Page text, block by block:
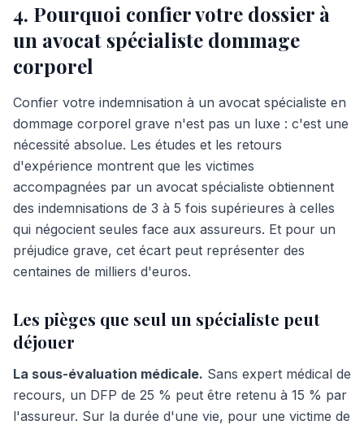
4. Pourquoi confier votre dossier à
un avocat spécialiste dommage
corporel
Confier votre indemnisation à un avocat spécialiste en
dommage corporel grave n'est pas un luxe : c'est une
nécessité absolue. Les études et les retours
d'expérience montrent que les victimes
accompagnées par un avocat spécialiste obtiennent
des indemnisations de 3 à 5 fois supérieures à celles
qui négocient seules face aux assureurs. Et pour un
préjudice grave, cet écart peut représenter des
centaines de milliers d'euros.
Les pièges que seul un spécialiste peut
déjouer
La sous-évaluation médicale. Sans expert médical de
recours, un DFP de 25 % peut être retenu à 15 % par
l'assureur. Sur la durée d'une vie, pour une victime de